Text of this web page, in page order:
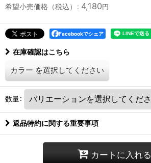
希望小売価格（税込） : 4,180円
Facebookでシェア
在庫確認はこちら
カラー を選択してください
数量:
返品特約に関する重要事項
カートに入れる